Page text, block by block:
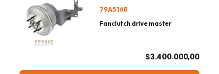
79A5168
Fanclutch drive master
$3.400.000,00